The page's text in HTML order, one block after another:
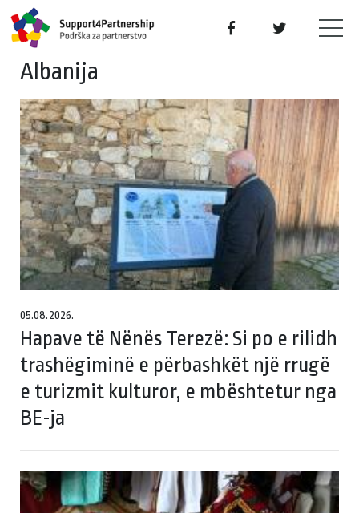
Albanija
05.08.2026.
Hapave të Nënës Terezë: Si po e rilidh
trashëgiminë e përbashkët një rrugë
e turizmit kulturor, e mbështetur nga
BE-ja